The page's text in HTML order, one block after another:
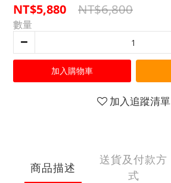
NT$5,880 NT$6,800
數量
加入購物車
加入追蹤清單
商品描述
送貨及付款方
式